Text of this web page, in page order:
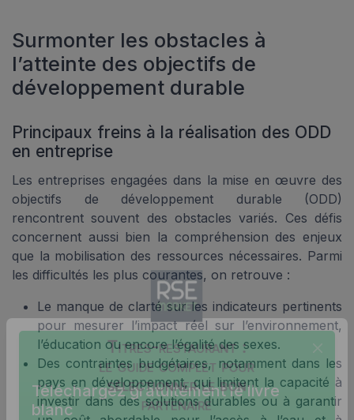
Surmonter les obstacles à
l’atteinte des objectifs de
développement durable
Principaux freins à la réalisation des ODD
en entreprise
Les entreprises engagées dans la mise en œuvre des
objectifs de développement durable (ODD)
rencontrent souvent des obstacles variés. Ces défis
concernent aussi bien la compréhension des enjeux
que la mobilisation des ressources nécessaires. Parmi
les difficultés les plus courantes, on retrouve :
Le manque de clarté sur les indicateurs pertinents
pour mesurer l’impact réel sur l’environnement,
l’éducation ou encore l’égalité des sexes.
Des contraintes budgétaires, notamment dans les
pays en développement, qui limitent la capacité à
investir dans des solutions durables ou à garantir
Titres-restaurant :
le guide complet pour
sélectionner le bon
partenaire
Téléchargez gratuitement le livre
blanc